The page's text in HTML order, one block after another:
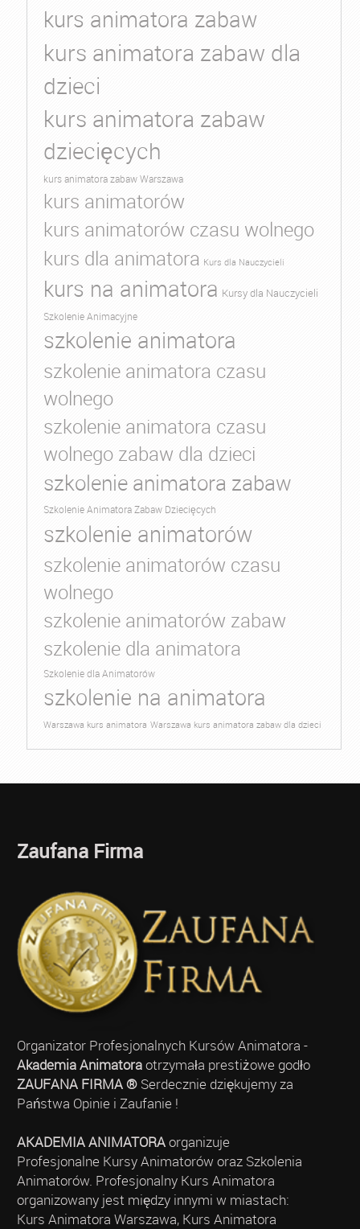
kurs animatora zabaw
kurs animatora zabaw dla
dzieci
kurs animatora zabaw
dziecięcych
kurs animatora zabaw Warszawa
kurs animatorów
kurs animatorów czasu wolnego
kurs dla animatora Kurs dla Nauczycieli
kurs na animatora Kursy dla Nauczycieli
Szkolenie Animacyjne
szkolenie animatora
szkolenie animatora czasu
wolnego
szkolenie animatora czasu
wolnego zabaw dla dzieci
szkolenie animatora zabaw
Szkolenie Animatora Zabaw Dziecięcych
szkolenie animatorów
szkolenie animatorów czasu
wolnego
szkolenie animatorów zabaw
szkolenie dla animatora
Szkolenie dla Animatorów
szkolenie na animatora
Warszawa kurs animatora Warszawa kurs animatora zabaw dla dzieci
Zaufana Firma
Organizator Profesjonalnych Kursów Animatora -
Akademia Animatoraotrzymała prestiżowe godło
ZAUFANA FIRMA ®Serdecznie dziękujemy za
Państwa Opinie i Zaufanie !
AKADEMIA ANIMATORAorganizuje
Profesjonalne Kursy Animatorów oraz Szkolenia
Animatorów. Profesjonalny Kurs Animatora
organizowany jest między innymi w miastach:
Kurs Animatora Warszawa, Kurs Animatora